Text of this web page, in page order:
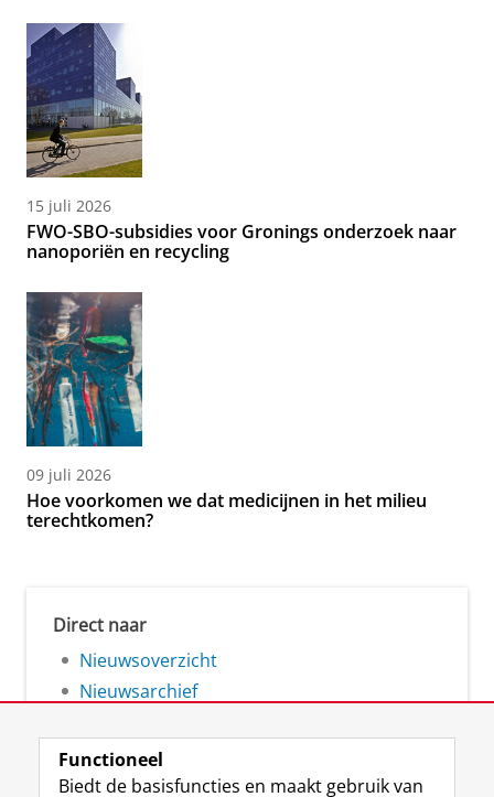
15 juli 2026
FWO-SBO-subsidies voor Gronings onderzoek naar
nanoporiën en recycling
09 juli 2026
Hoe voorkomen we dat medicijnen in het milieu
terechtkomen?
Direct naar
Nieuwsoverzicht
Nieuwsarchief
Functioneel
Biedt de basisfuncties en maakt gebruik van